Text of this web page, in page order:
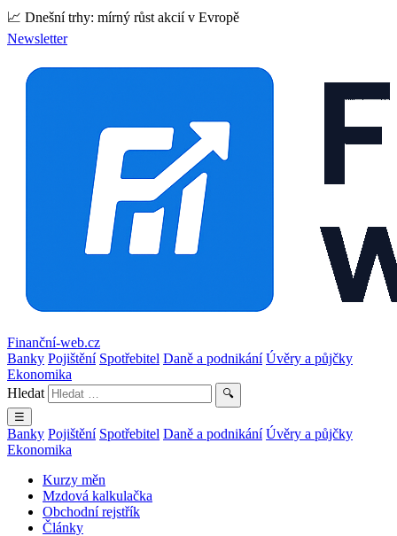
📈 Dnešní trhy: mírný růst akcií v Evropě
Newsletter
Finanční-web.cz
Banky Pojištění Spotřebitel Daně a podnikání Úvěry a půjčky
Ekonomika
Hledat
🔍
☰
Banky Pojištění Spotřebitel Daně a podnikání Úvěry a půjčky
Ekonomika
Kurzy měn
Mzdová kalkulačka
Obchodní rejstřík
Články